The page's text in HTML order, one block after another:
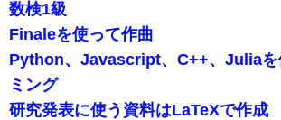
数検1級
Finaleを使って作曲
Python、Javascript、C++、Juliaを
ミング
研究発表に使う資料はLaTeXで作成